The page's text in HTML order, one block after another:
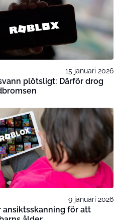
15 januari 2026
plötsligt: Därför drog
9 januari 2026
ansiktsskanning för att